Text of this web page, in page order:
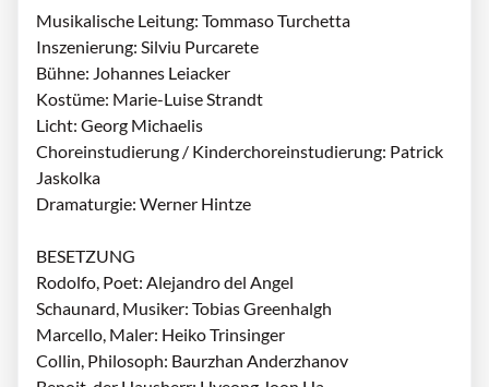
Musikalische Leitung: Tommaso Turchetta
Inszenierung: Silviu Purcarete
Bühne: Johannes Leiacker
Kostüme: Marie-Luise Strandt
Licht: Georg Michaelis
Choreinstudierung / Kinderchoreinstudierung: Patrick
Jaskolka
Dramaturgie: Werner Hintze
BESETZUNG
Rodolfo, Poet: Alejandro del Angel
Schaunard, Musiker: Tobias Greenhalgh
Marcello, Maler: Heiko Trinsinger
Collin, Philosoph: Baurzhan Anderzhanov